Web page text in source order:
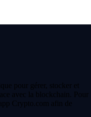
pour gérer, stocker et
avec la blockchain. Pour
Crypto.com afin de